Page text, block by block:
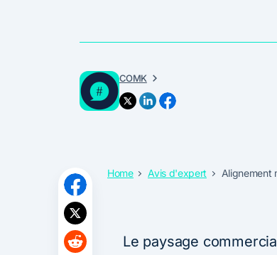
COMK
Home Avis d'expert Alignement
Le paysage